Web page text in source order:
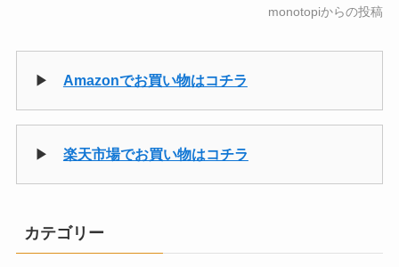
monotopiからの投稿
▶ Amazonでお買い物はコチラ
▶ 楽天市場でお買い物はコチラ
カテゴリー